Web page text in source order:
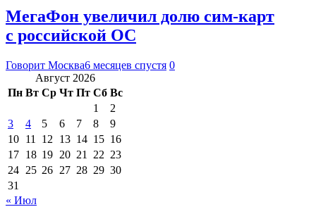
МегаФон увеличил долю сим‑карт
с российской ОС
Говорит Москва6 месяцев спустя 0
Август 2026
Пн Вт Ср Чт Пт Сб Вс
1
2
3
4 5 6 7 8
9
10 11 12 13 14 15 16
17 18 19 20 21 22 23
24 25 26 27 28 29 30
31
« Июл